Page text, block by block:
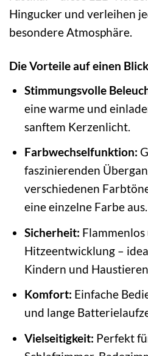
Hingucker und verleihen
besondere Atmosphäre.
Die Vorteile auf einen
Stimmungsvolle
eine warme und
sanftem Kerzenlicht.
Farbwechselfunktion:
faszinierenden
verschiedenen
eine einzelne Farbe aus.
Sicherheit:
Hitzeentwicklung –
Kindern und
Komfort: Einfache
und lange
Vielseitigkeit: Perfekt